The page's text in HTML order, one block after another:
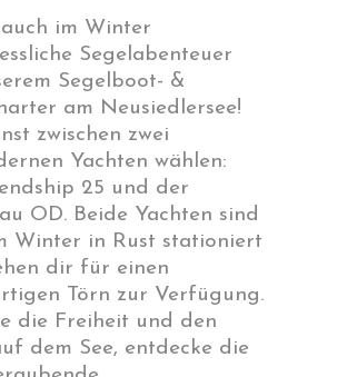
im Winter
Segelabenteuer
Segelboot- &
am Neusiedlersee!
zwischen zwei
Yachten wählen:
25 und der
OD. Beide Yachten sind
Winter in Rust stationiert
dir für einen
Törn zur Verfügung.
die Freiheit und den
dem See, entdecke die